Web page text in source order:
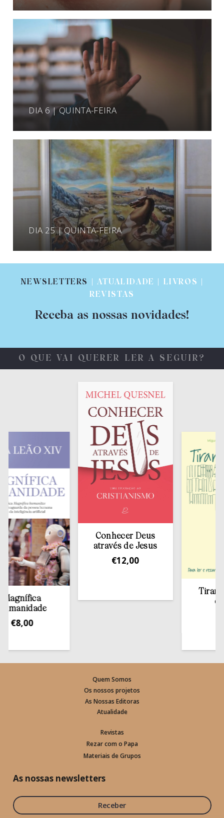
DIA 6 | QUINTA-FEIRA
DIA 25 | QUINTA-FEIRA
NEWSLETTERS
| ATUALIDADE | LIVROS |
REVISTAS
Receba as nossas novidades!
O QUE VAI QUERER LER A SEGUIR?
8,00
Conhecer Deus
através de Jesus
12,00
Tirar a
Quem Somos
Os nossos projetos
As Nossas Editoras
Atualidade
Revistas
Rezar com o Papa
Materiais de Grupos
As nossas newsletters
Receber